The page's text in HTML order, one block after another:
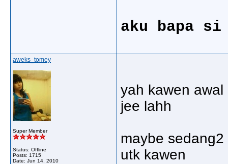
aku bapa si
aweks_tomey
Super Member
Status: Offline
Posts: 1715
Date: Jun 14, 2010
yah kawen
jee lahh
maybe
utk kawen